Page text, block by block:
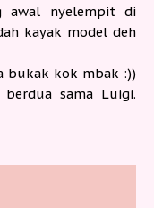
awal nyelempit di
kayak model deh
bukak kok mbak :))
sama Luigi.